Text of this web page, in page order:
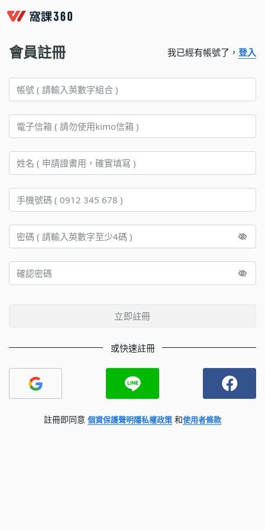
會員註冊 我已經有帳號了， 登入
立即註冊
或快速註冊
註冊即同意 個資保護聲明隱私權政策 和使用者條款